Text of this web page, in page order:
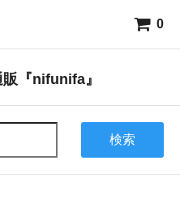
0
『nifunifa』
検索